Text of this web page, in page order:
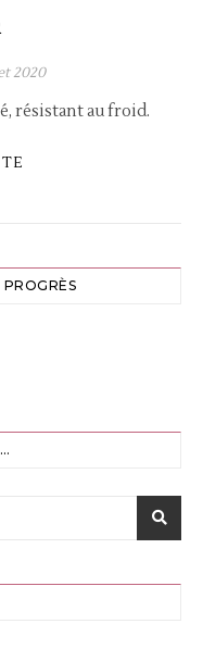
2020
résistant au froid.